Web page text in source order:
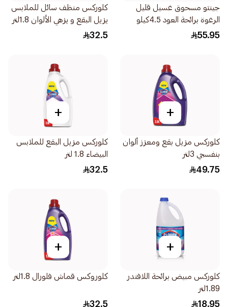
جينتو مسحوق غسيل قليل
الرغوة برائحة العود 4.5كيلو
55.95
كلوركس منظف سائل للملابس
يزيل البقع و يزهي الألوان 1.8لتر
32.5
+
كلوركس مزيل بقع ومعزز ألوان
بنفسجي 3لتر
49.75
+
كلوركس مزيل البقع للملابس
البيضاء 1.8 لتر
32.5
+
كلوركس مبيض برائحة اللافندر
1.89لتر
18.95
+
كلوروكس قماش فلورال 1.8لتر
32.5